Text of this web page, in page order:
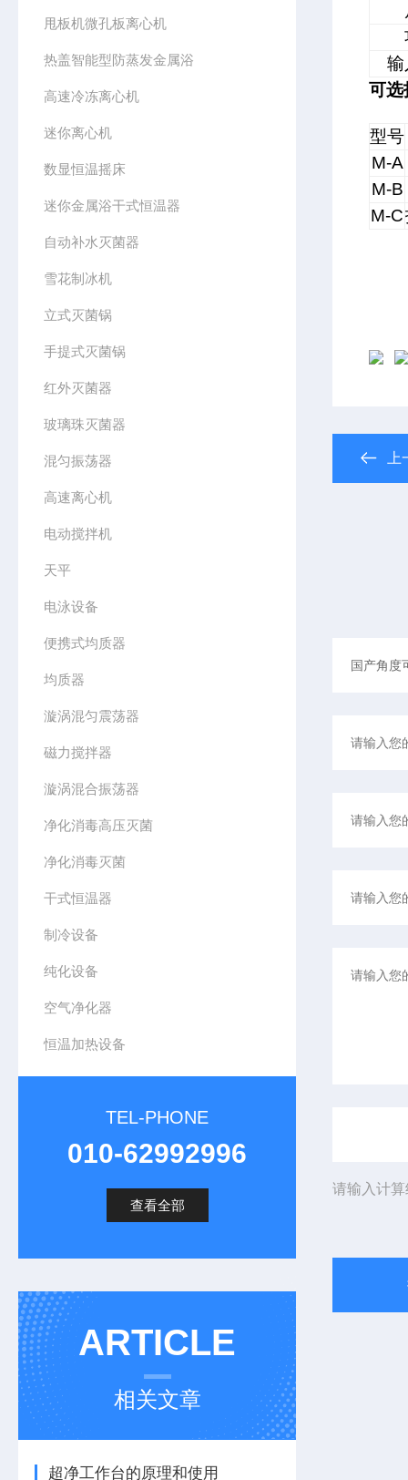
甩板机微孔板离心机
热盖智能型防蒸发金属浴
高速冷冻离心机
迷你离心机
数显恒温摇床
迷你金属浴干式恒温器
自动补水灭菌器
雪花制冰机
立式灭菌锅
手提式灭菌锅
红外灭菌器
玻璃珠灭菌器
混匀振荡器
高速离心机
电动搅拌机
天平
电泳设备
便携式均质器
均质器
漩涡混匀震荡器
磁力搅拌器
漩涡混合振荡器
净化消毒高压灭菌
净化消毒灭菌
干式恒温器
制冷设备
纯化设备
空气净化器
恒温加热设备
TEL-PHONE
010-62992996
查看全部
ARTICLE
相关文章
超净工作台的原理和使用
输
可选
型号
M-A
M-B
M-C
请输入计